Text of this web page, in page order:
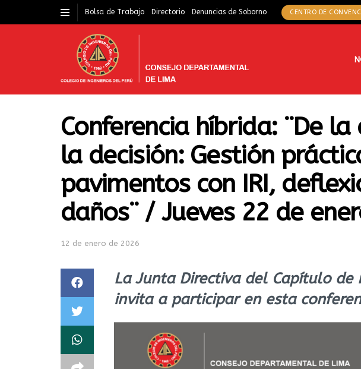
Bolsa de Trabajo Directorio Denuncias de Soborno CENTRO DE
Conferencia híbrida: ¨De
la decisión: Gestión
pavimentos con IRI,
daños¨ / Jueves 22 de
12 de enero de 2026
La Junta Directiva del Capítulo de
invita a participar en esta